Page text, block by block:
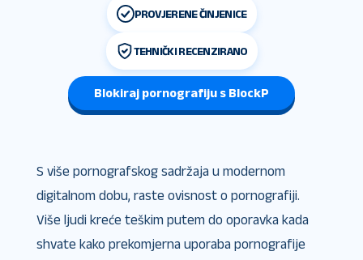
PROVJERENE ČINJENICE
TEHNIČKI RECENZIRANO
Blokiraj pornografiju s BlockP
S više pornografskog sadržaja u modernom
digitalnom dobu, raste ovisnost o pornografiji.
Više ljudi kreće teškim putem do oporavka kada
shvate kako prekomjerna uporaba pornografije